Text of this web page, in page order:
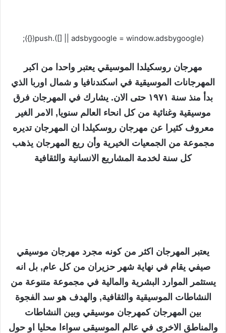
(adsbygoogle = window.adsbygoogle || []).push({});
مهرجان روسكيلدا الموسيقي يعتبر واحدا من اكبر
المهرجانات الموسيقية في اسكندنافيا و شمال اوربا الذي
بدأ منذ سنة ١٩٧١ حتى الان. يشارك في المهرجان فرق
موسيقية وغنائية من كل انحاء العالم سنويا, الامر الغير
معروف كثيرا عن مهرجان روسكيلدا ان المهرجان تديره
مجموعة من الجمعيات الخيرية وأن ريع المهرجان يذهب
كل سنة لخدمة المشاريع الانسانية والثقافية
يعتبر المهرجان اكثر من كونه مجرد مهرجان موسيقي
صيفي يقام في نهاية شهر حزيران من كل عام, بل انه
يستثمر الموارد البشرية والمالية في مجموعة متنوعة من
النشاطات الموسيقية والثقافية, والهدف هو سد الفجوة
بين المهرجان كمهرجان موسيقي وبين النشاطات
والمناطق الاخرى في عالم الموسيقى سواءا محليا او حول